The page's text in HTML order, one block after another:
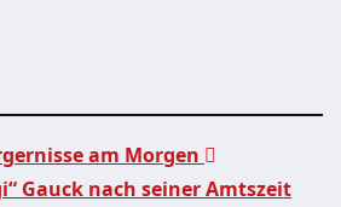
am Morgen
Gauck nach seiner Amtszeit